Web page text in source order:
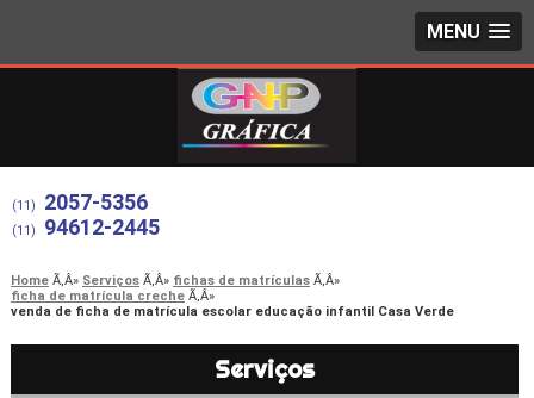
MENU
(11) 2057-5356
(11) 94612-2445
Home Serviços
fichas de matrículas
ficha de matrícula creche
venda de ficha de matrícula escolar educação infantil Casa Verde
Serviços